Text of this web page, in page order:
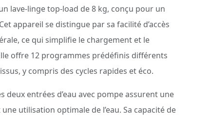
un lave-linge top-load de 8 kg, conçu pour un
appareil se distingue par sa facilité d’accès
ce qui simplifie le chargement et le
offre 12 programmes prédéfinis différents
y compris des cycles rapides et éco.
deux entrées d’eau avec pompe assurent une
utilisation optimale de l’eau. Sa capacité de